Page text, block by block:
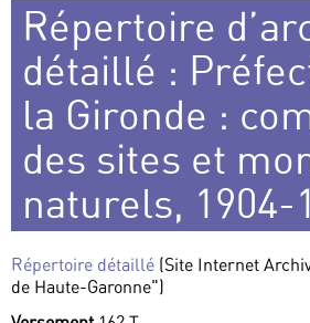
Répertoire
détaillé :
la Gironde :
des sites et
naturels, 1904-
Répertoire détaillé (Site Internet
de Haute-Garonne")